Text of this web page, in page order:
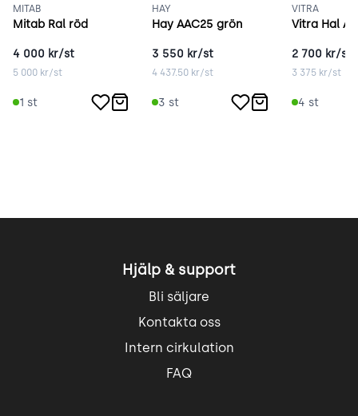
MITAB
Mitab Ral röd
4 000 kr/st
5 000 kr/st
1 st
HAY
Hay AAC25 grön
3 550 kr/st
4 437.50 kr/st
3 st
VITRA
Vitra Hal
2 700 kr/st
3 375kr/st
4 st
Hjälp & support
Bli säljare
Kontakta oss
Intern cirkulation
FAQ